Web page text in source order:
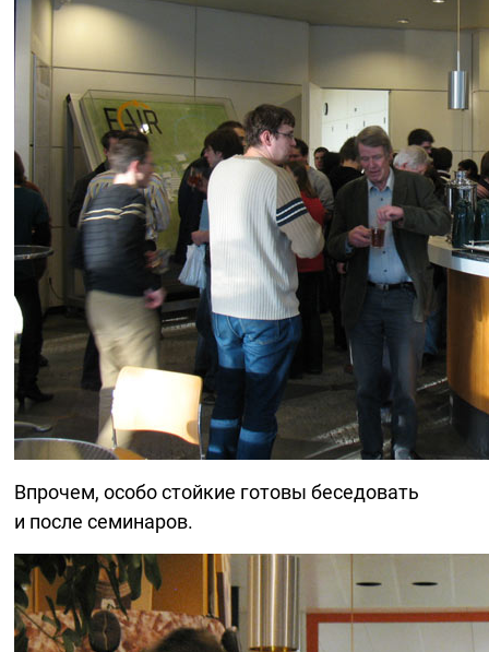
Впрочем, особо стойкие готовы беседовать
и после семинаров.